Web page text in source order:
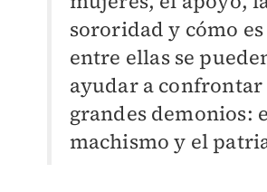
sororidad y cómo
entre ellas se
ayudar a confrontar
grandes demonios:
machismo y el